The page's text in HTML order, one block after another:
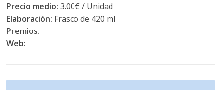
Precio medio: 3.00€ / Unidad
Elaboración: Frasco de 420 ml
Premios:
Web: